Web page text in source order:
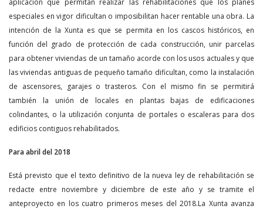
aplicación que permitan realizar las rehabilitaciones que los planes
especiales en vigor dificultan o imposibilitan hacer rentable una obra. La
intención de la Xunta es que se permita en los cascos históricos, en
función del grado de protección de cada construcción, unir parcelas
para obtener viviendas de un tamaño acorde con los usos actuales y que
las viviendas antiguas de pequeño tamaño dificultan, como la instalación
de ascensores, garajes o trasteros. Con el mismo fin se permitirá
también la unión de locales en plantas bajas de edificaciones
colindantes, o la utilización conjunta de portales o escaleras para dos
edificios contiguos rehabilitados.
Para abril del 2018
Está previsto que el texto definitivo de la nueva ley de rehabilitación se
redacte entre noviembre y diciembre de este año y se tramite el
anteproyecto en los cuatro primeros meses del 2018.La Xunta avanza